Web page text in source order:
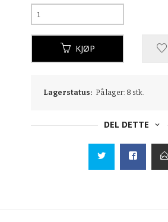
KJØP
Lagerstatus: På lager: 8 stk.
DEL DETTE